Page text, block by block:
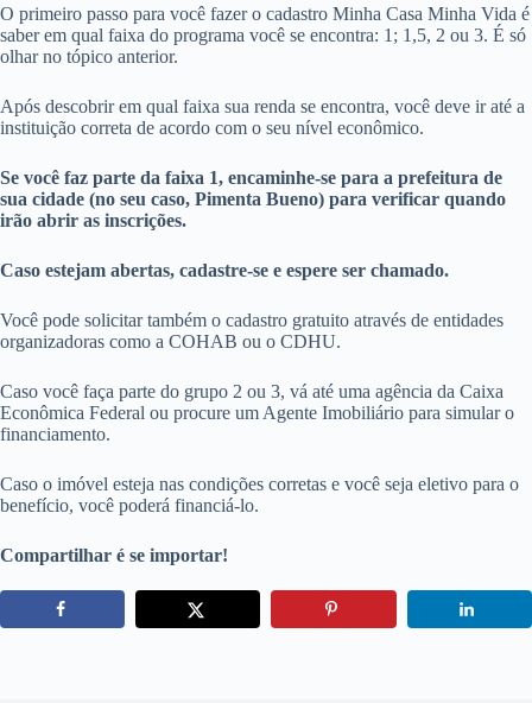
O primeiro passo para você fazer o cadastro Minha Casa Minha Vida é
saber em qual faixa do programa você se encontra: 1; 1,5, 2 ou 3. É só
olhar no tópico anterior.
Após descobrir em qual faixa sua renda se encontra, você deve ir até a
instituição correta de acordo com o seu nível econômico.
Se você faz parte da faixa 1, encaminhe-se para a prefeitura de
sua cidade (no seu caso, Pimenta Bueno) para verificar quando
irão abrir as inscrições.
Caso estejam abertas, cadastre-se e espere ser chamado.
Você pode solicitar também o cadastro gratuito através de entidades
organizadoras como a COHAB ou o CDHU.
Caso você faça parte do grupo 2 ou 3, vá até uma agência da Caixa
Econômica Federal ou procure um Agente Imobiliário para simular o
financiamento.
Caso o imóvel esteja nas condições corretas e você seja eletivo para o
benefício, você poderá financiá-lo.
Compartilhar é se importar!